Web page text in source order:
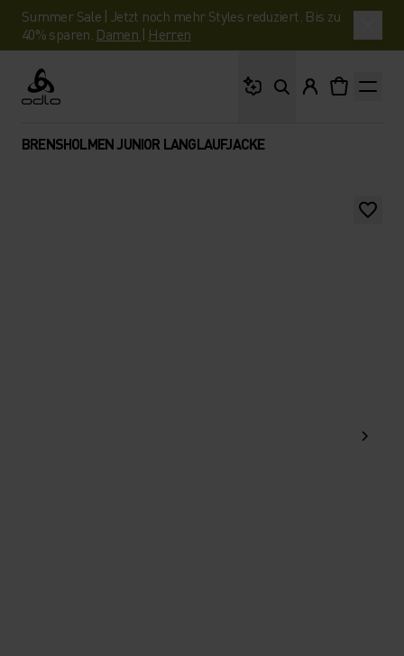
Summer Sale | Jetzt noch mehr Styles reduziert. Bis zu
40% sparen. Damen | Herren
Odlo
BRENSHOLMEN JUNIOR LANGLAUFJACKE